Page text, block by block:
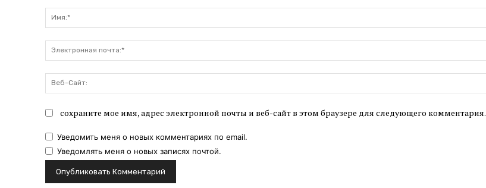
сохраните мое имя, адрес электронной почты и веб-сайт в этом браузере для следующего комментария.
Уведомить меня о новых комментариях по email.
Уведомлять меня о новых записях почтой.